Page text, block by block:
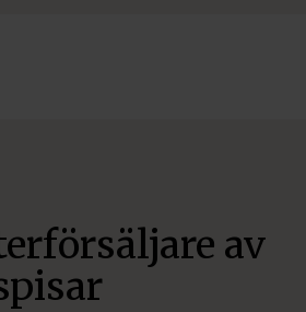
av